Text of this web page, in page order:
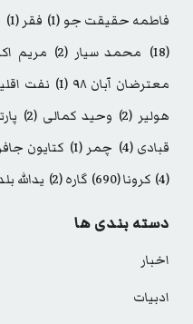
فاطمه حقیقت جو (1) فقر (1)
(18)
محمد سیار (2) مریم
معترضان آبان ۹۸
(1) نفت
هولیر (2) وحید کمالی (2)
قبادی (4) چمر (1) کتایون
(4)
کرونا(690) گاره(2) یدالله
دسته بندی ها
اخبار
ادبیات